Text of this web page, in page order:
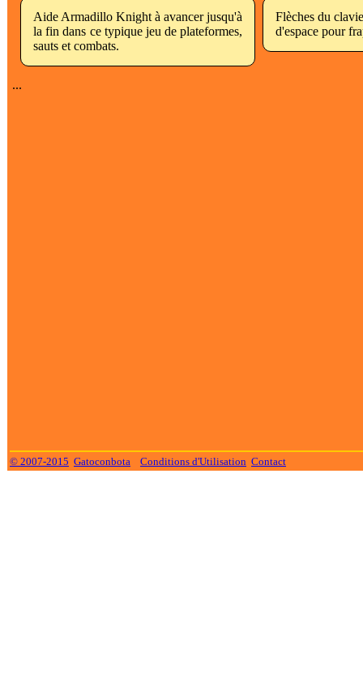
Aide Armadillo Knight à avancer jusqu'à
la fin dans ce typique jeu de plateformes,
sauts et combats.
Flèches du
d'espace pour
...
© 2007-2015 Gatoconbota Conditions d'Utilisation Contact